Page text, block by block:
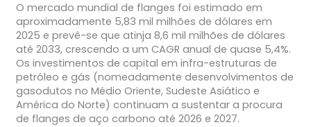
O mercado mundial de flanges foi estimado em
aproximadamente 5,83 mil milhões de dólares em
2025 e prevê-se que atinja 8,6 mil milhões de dólares
até 2033, crescendo a um CAGR anual de quase 5,4%.
Os investimentos de capital em infra-estruturas de
petróleo e gás (nomeadamente desenvolvimentos de
gasodutos no Médio Oriente, Sudeste Asiático e
América do Norte) continuam a sustentar a procura
de flanges de aço carbono até 2026 e 2027.